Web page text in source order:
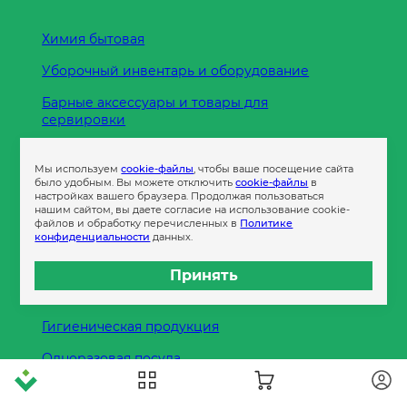
Химия бытовая
Уборочный инвентарь и оборудование
Барные аксессуары и товары для
сервировки
Пленка
Пакеты и сумки
Контейнеры
Бумага офисная
Гигиеническая продукция
Одноразовая посуда
Мы используемcookie-файлы, чтобы ваше посещение сайта
было удобным. Вы можете отключитьcookie-файлы в
настройках вашего браузера. Продолжая пользоваться
нашим сайтом, вы даете согласие на использование cookie-
файлов и обработку перечисленных в Политике
конфиденциальности данных.
Принять